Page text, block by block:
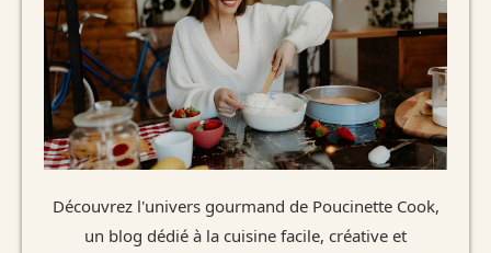
Découvrez l'univers gourmand de Poucinette Cook,
un blog dédié à la cuisine facile, créative et